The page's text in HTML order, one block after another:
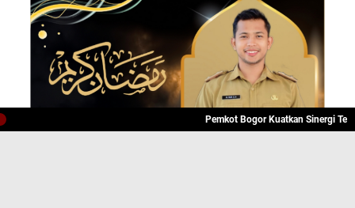
Pemkot Bogor Kuatkan Sinergi Tekan